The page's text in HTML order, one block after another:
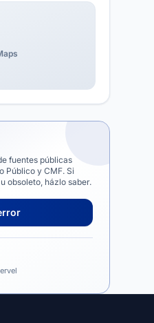
fuentes públicas
Público y CMF. Si
obsoleto, házlo saber.